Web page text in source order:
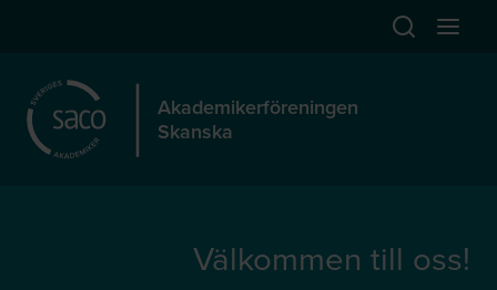
Öppna
Akademikerföreningen
Skanska
Välkommen till oss!